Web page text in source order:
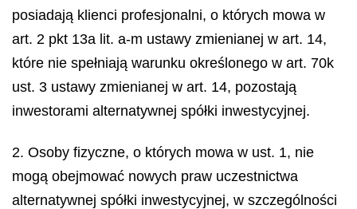
posiadają klienci profesjonalni, o których mowa w
art. 2 pkt 13a lit. a-m ustawy zmienianej w art. 14,
które nie spełniają warunku określonego w art. 70k
ust. 3 ustawy zmienianej w art. 14, pozostają
inwestorami alternatywnej spółki inwestycyjnej.
2. Osoby fizyczne, o których mowa w ust. 1, nie
mogą obejmować nowych praw uczestnictwa
alternatywnej spółki inwestycyjnej, w szczególności